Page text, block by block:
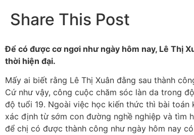
Share This Post
Để có được cơ ngơi như ngày hôm nay, Lê Thị
thời hiện đại.
Mấy ai biết rằng Lê Thị Xuân đằng sau thành
Cứ như vậy, công cuộc chăm sóc làn da trong
độ tuổi 19. Ngoài việc học kiến thức thì bài toán
xác định từ sớm con đường nghề nghiệp và tìm
để chị có được thành công như ngày hôm nay